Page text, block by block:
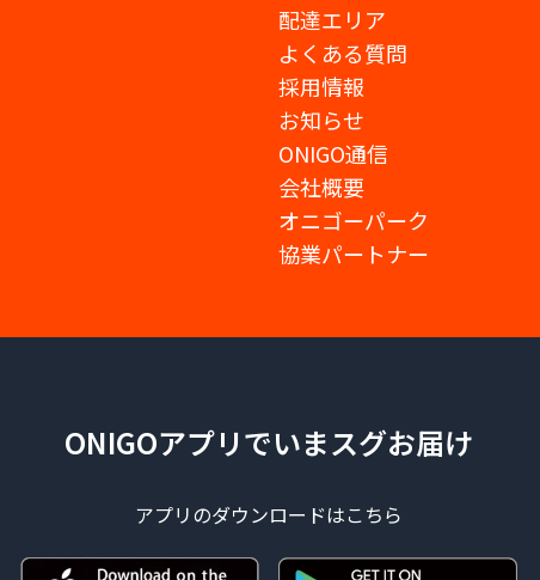
配達エリア
よくある質問
採用情報
お知らせ
ONIGO通信
会社概要
オニゴーパーク
協業パートナー
ONIGOアプリでいまスグお届け
アプリのダウンロードはこちら